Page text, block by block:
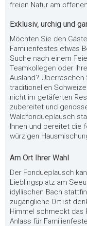
freien Natur am
Exklusiv, urchig und
Möchten Sie den
Familienfestes etwas
Suche nach einem
Teamkollegen oder
Ausland?
traditionellen
nicht im getäferten
zubereitet und
Waldfondueplausch
Ihnen und bereitet die
würzigen
Am Ort Ihrer Wahl
Der Fondueplausch
Lieblingsplatz am
idyllischen Bach
zugängliche Ort ist
Himmel schmeckt das
Anlass für